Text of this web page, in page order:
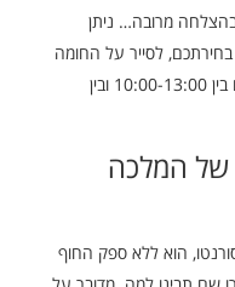
מרובה… ניתן
לסייר על החומה
ולהנות מהנוף. הכניסה חופשית, בכל יום בין 10:00-13:00 ובין
המלכה
הוא ללא ספק החוף